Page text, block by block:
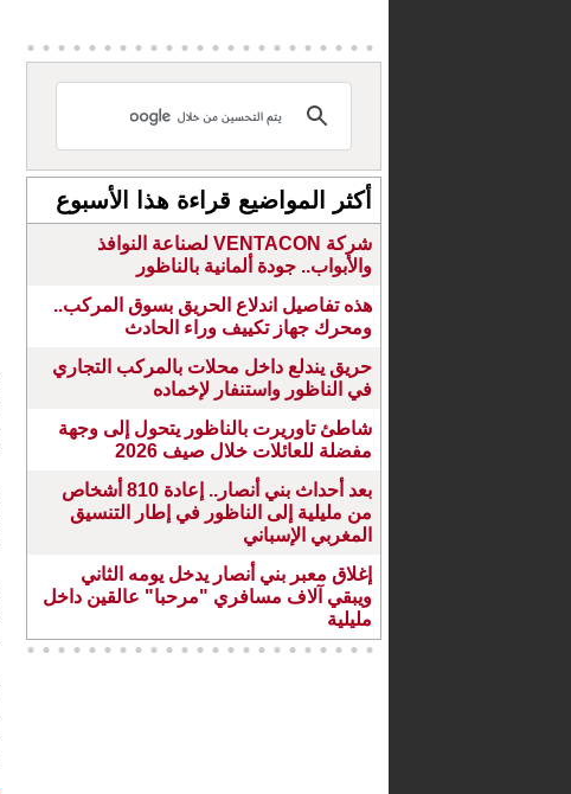
أكثر المواضيع قراءة هذا الأسبوع
شركة VENTACON لصناعة النوافذ
والأبواب.. جودة ألمانية بالناظور
هذه تفاصيل اندلاع الحريق بسوق المركب..
ومحرك جهاز تكييف وراء الحادث
حريق يندلع داخل محلات بالمركب التجاري
في الناظور واستنفار لإخماده
شاطئ تاوريرت بالناظور يتحول إلى وجهة
مفضلة للعائلات خلال صيف 2026
بعد أحداث بني أنصار.. إعادة 810 أشخاص
من مليلية إلى الناظور في إطار التنسيق
المغربي الإسباني
إغلاق معبر بني أنصار يدخل يومه الثاني
ويبقي آلاف مسافري "مرحبا" عالقين داخل
مليلية